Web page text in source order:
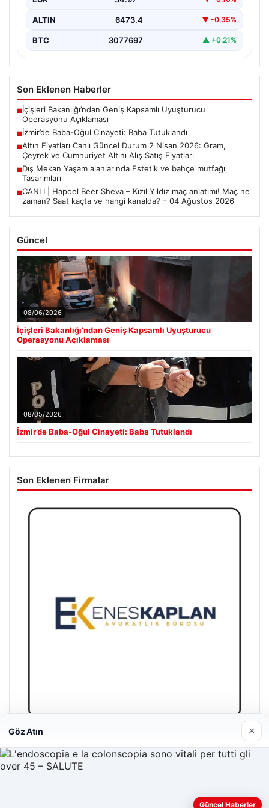
ALTIN 6473.4 ▼ -0.35%
BTC 3077697 ▲ +0.21%
Son Eklenen Haberler
■İçişleri Bakanlığı’ndan Geniş Kapsamlı Uyuşturucu
Operasyonu Açıklaması
■İzmir’de Baba-Oğul Cinayeti: Baba Tutuklandı
■Altın Fiyatları Canlı Güncel Durum 2 Nisan 2026: Gram,
Çeyrek ve Cumhuriyet Altını Alış Satış Fiyatları
■Dış Mekan Yaşam alanlarında Estetik ve bahçe mutfağı
Tasarımları
■CANLI | Hapoel Beer Sheva – Kızıl Yıldız maç anlatımı! Maç ne
zaman? Saat kaçta ve hangi kanalda? – 04 Ağustos 2026
Güncel
08/06/2026
İçişleri Bakanlığı’ndan Geniş Kapsamlı Uyuşturucu
Operasyonu Açıklaması
08/05/2026
İzmir’de Baba-Oğul Cinayeti: Baba Tutuklandı
Son Eklenen Firmalar
04/28/2026
Göz Atın ×
Güncel Haberler